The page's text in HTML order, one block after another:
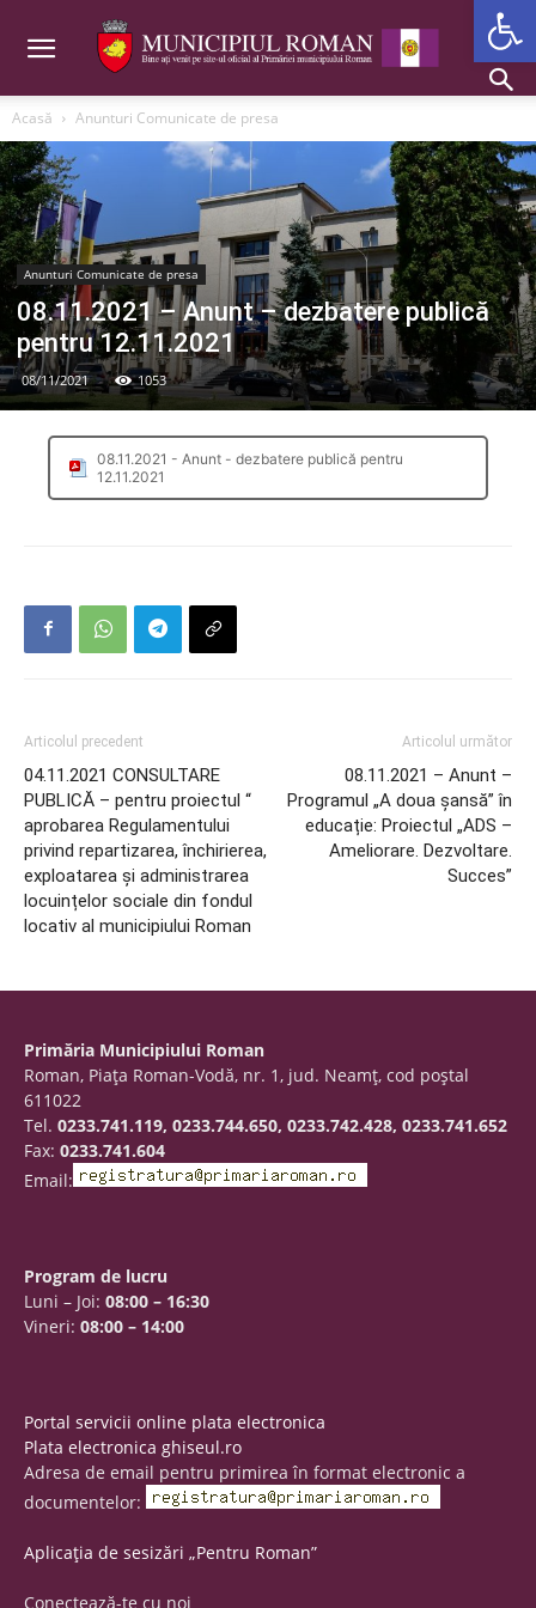
Acasă Anunturi Comunicate de presa
Anunturi Comunicate de presa
08.11.2021 – Anunt – dezbatere publică
pentru 12.11.2021
08/11/2021 1053
08.11.2021 - Anunt - dezbatere publică pentru
12.11.2021
Articolul precedent
04.11.2021 CONSULTARE
PUBLICĂ – pentru proiectul “
aprobarea Regulamentului
privind repartizarea, închirierea,
exploatarea și administrarea
locuințelor sociale din fondul
locativ al municipiului Roman
Articolul următor
08.11.2021 – Anunt –
Programul „A doua șansă” în
educație: Proiectul „ADS –
Ameliorare. Dezvoltare.
Succes”
Primăria Municipiului Roman
Roman, Piaţa Roman-Vodă, nr. 1, jud. Neamţ, cod poştal
611022
Tel. 0233.741.119, 0233.744.650, 0233.742.428, 0233.741.652
Fax: 0233.741.604
Email:
Program de lucru
Luni – Joi: 08:00 – 16:30
Vineri: 08:00 – 14:00
Portal servicii online plata electronica
Plata electronica ghiseul.ro
Adresa de email pentru primirea în format electronic a
documentelor:
Aplicația de sesizări „Pentru Roman”
Conectează-te cu noi